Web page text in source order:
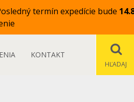
termín expedície bude
KONTAKT
HĽADAJ